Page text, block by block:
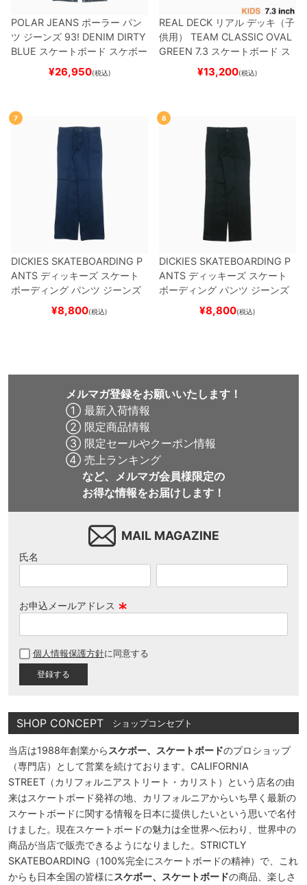
POLAR JEANS ポーラー パン
ツ ジーンズ 93! DENIM DIRTY
BLUE スケートボード スケボー
¥26,950(税込)
REAL DECK リアル デッキ（子
供用）
TEAM CLASSIC OVAL
GREEN 7.3 スケートボード ス
¥13,200(税込)
7
DICKIES SKATEBOARDING P
ANTS ディッキーズ スケート
ボーディング パンツ ジーンズ
SLIM FIT 30 LENGTH
スケートボード スケボ
¥8,800(税込)
8
DICKIES SKATEBOARDING P
ANTS ディッキーズ スケート
ボーディング パンツ ジーンズ
SLIM FIT 30 LENGTH
スケートボード スケボー
¥8,800(税込)
メルマガ登録をお願いいたします！
① 最新入荷情報
② 限定商品情報
③ 限定セールやクーポン情報
④ 売上ランキング
など、メルマガ会員様限定の
お得な情報をお届けします！
MAIL MAGAZINE
氏名
お申込メールアドレス
須
個人情報保護方針に同意する
SHOP CONCEPT ショップコンセプト
当店は1988年創業から スケボー、スケートボードのプロショップ
（専門店）として営業を続けております。CALIFORNIA
STREET（カリフォルニアストリート・カリスト）という店名の由
来はスケートボード発祥の地、カリフォルニアからいち早く最新の
スケートボードに関する情報を日本に提供したいという思いで名付
けました。現在スケートボードの魅力は全世界へ伝わり、世界中の
商品が当店で販売できるようになりました。STRICTLY
SKATEBOARDING（100%完全にスケートボードの精神）で、これ
からも日本全国の皆様に スケボー、スケートボードの商品、楽しさ